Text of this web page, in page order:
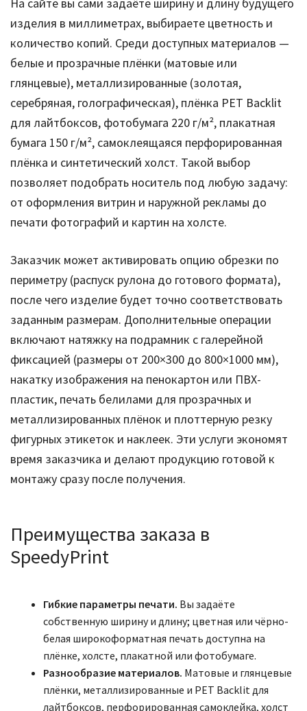
На сайте вы сами задаёте ширину и длину будущего
изделия в миллиметрах, выбираете цветность и
количество копий. Среди доступных материалов —
белые и прозрачные плёнки (матовые или
глянцевые), металлизированные (золотая,
серебряная, голографическая), плёнка PET Backlit
для лайтбоксов, фотобумага 220 г/м², плакатная
бумага 150 г/м², самоклеящаяся перфорированная
плёнка и синтетический холст. Такой выбор
позволяет подобрать носитель под любую задачу:
от оформления витрин и наружной рекламы до
печати фотографий и картин на холсте.
Заказчик может активировать опцию обрезки по
периметру (распуск рулона до готового формата),
после чего изделие будет точно соответствовать
заданным размерам. Дополнительные операции
включают натяжку на подрамник с галерейной
фиксацией (размеры от 200×300 до 800×1000 мм),
накатку изображения на пенокартон или ПВХ-
пластик, печать белилами для прозрачных и
металлизированных плёнок и плоттерную резку
фигурных этикеток и наклеек. Эти услуги экономят
время заказчика и делают продукцию готовой к
монтажу сразу после получения.
Преимущества заказа в
SpeedyPrint
Гибкие параметры печати. Вы задаёте
собственную ширину и длину; цветная или чёрно-
белая широкоформатная печать доступна на
плёнке, холсте, плакатной или фотобумаге.
Разнообразие материалов. Матовые и глянцевые
плёнки, металлизированные и PET Backlit для
лайтбоксов, перфорированная самоклейка, холст